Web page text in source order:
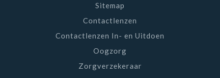
Sitemap
Contactlenzen
Contactlenzen In- en Uitdoen
Oogzorg
Zorgverzekeraar